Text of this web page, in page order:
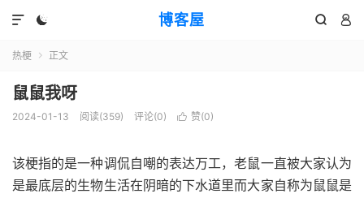
博客屋
  

热梗  正文
鼠鼠我呀
2024-01-13 阅读(359) 评论(0)  赞(0)
该梗指的是一种调侃自嘲的表达万工，老鼠一直被大家认为
是最底层的生物生活在阴暗的下水道里而大家自称为鼠鼠是